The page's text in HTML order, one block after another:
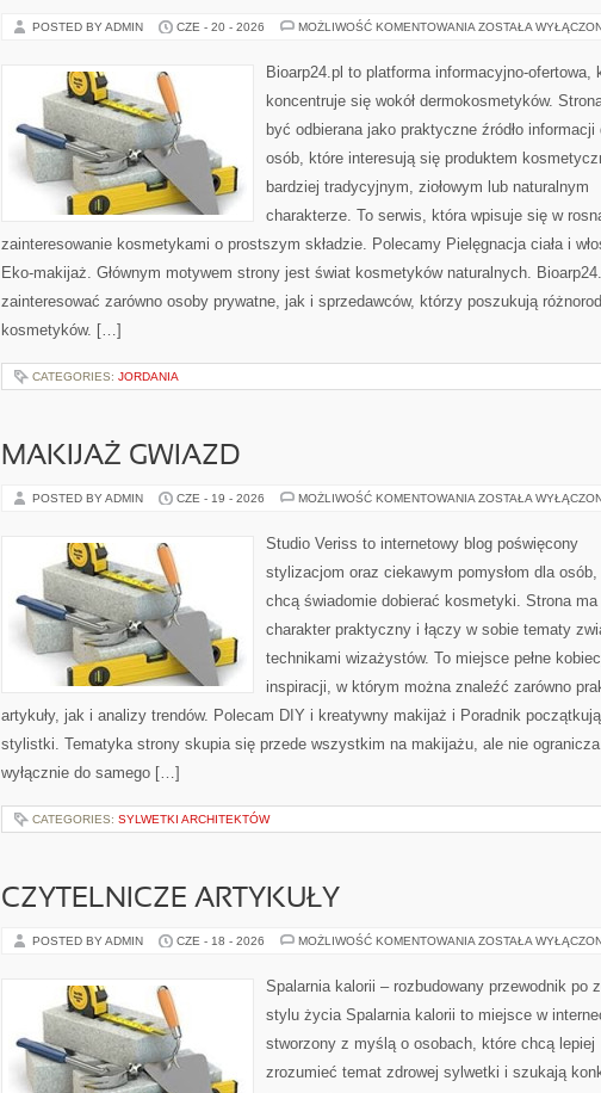
POSTED BY ADMIN CZE - 20 - 2026 MOŻLIWOŚĆ KOMENTOWANIA KOSMETYKI
ZOSTAŁA
Bioarp24.pl to platforma informacyjno-ofertowa,
koncentruje się wokół dermokosmetyków.
być odbierana jako praktyczne źródło informacji
osób, które interesują się produktem
bardziej tradycyjnym, ziołowym lub naturalnym
charakterze. To serwis, która wpisuje się w
zainteresowanie kosmetykami o prostszym składzie. Polecamy Pielęgnacja ciała i
Eko-makijaż. Głównym motywem strony jest świat kosmetyków naturalnych.
zainteresować zarówno osoby prywatne, jak i sprzedawców, którzy poszukują
kosmetyków. […]
CATEGORIES: JORDANIA
MAKIJAŻ GWIAZD
POSTED BY ADMIN CZE - 19 - 2026 MOŻLIWOŚĆ KOMENTOWANIA MAKIJAŻ
ZOSTAŁA
Studio Veriss to internetowy blog poświęcony
stylizacjom oraz ciekawym pomysłom dla
chcą świadomie dobierać kosmetyki. Strona ma
charakter praktyczny i łączy w sobie tematy
technikami wizażystów. To miejsce pełne
inspiracji, w którym można znaleźć zarówno
artykuły, jak i analizy trendów. Polecam DIY i kreatywny makijaż i Poradnik
stylistki. Tematyka strony skupia się przede wszystkim na makijażu, ale nie
wyłącznie do samego […]
CATEGORIES: SYLWETKI ARCHITEKTÓW
CZYTELNICZE ARTYKUŁY
POSTED BY ADMIN CZE - 18 - 2026 MOŻLIWOŚĆ KOMENTOWANIA CZYTELNICZE
ZOSTAŁA
Spalarnia kalorii – rozbudowany przewodnik po
stylu życia Spalarnia kalorii to miejsce w
stworzony z myślą o osobach, które chcą lepiej
zrozumieć temat zdrowej sylwetki i szukają